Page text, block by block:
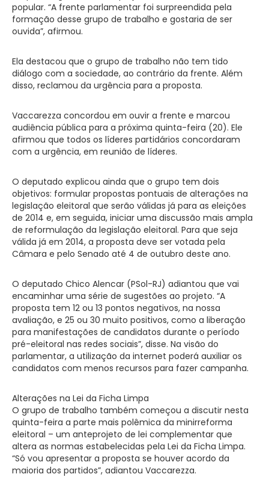
popular. “A frente parlamentar foi surpreendida pela
formação desse grupo de trabalho e gostaria de ser
ouvida”, afirmou.
Ela destacou que o grupo de trabalho não tem tido
diálogo com a sociedade, ao contrário da frente. Além
disso, reclamou da urgência para a proposta.
Vaccarezza concordou em ouvir a frente e marcou
audiência pública para a próxima quinta-feira (20). Ele
afirmou que todos os líderes partidários concordaram
com a urgência, em reunião de líderes.
O deputado explicou ainda que o grupo tem dois
objetivos: formular propostas pontuais de alterações na
legislação eleitoral que serão válidas já para as eleições
de 2014 e, em seguida, iniciar uma discussão mais ampla
de reformulação da legislação eleitoral. Para que seja
válida já em 2014, a proposta deve ser votada pela
Câmara e pelo Senado até 4 de outubro deste ano.
O deputado Chico Alencar (PSol-RJ) adiantou que vai
encaminhar uma série de sugestões ao projeto. “A
proposta tem 12 ou 13 pontos negativos, na nossa
avaliação, e 25 ou 30 muito positivos, como a liberação
para manifestações de candidatos durante o período
pré-eleitoral nas redes sociais”, disse. Na visão do
parlamentar, a utilização da internet poderá auxiliar os
candidatos com menos recursos para fazer campanha.
Alterações na Lei da Ficha Limpa
O grupo de trabalho também começou a discutir nesta
quinta-feira a parte mais polêmica da minirreforma
eleitoral – um anteprojeto de lei complementar que
altera as normas estabelecidas pela Lei da Ficha Limpa.
“Só vou apresentar a proposta se houver acordo da
maioria dos partidos”, adiantou Vaccarezza.